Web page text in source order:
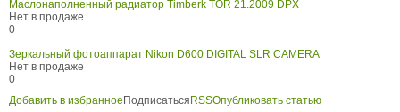
Маслонаполненный радиатор Timberk TOR 21.2009 DPX
Нет в продаже
0
Зеркальный фотоаппарат Nikon D600 DIGITAL SLR CAMERA
Нет в продаже
0
Добавить в избранное Подписаться RSSОпубликовать статью